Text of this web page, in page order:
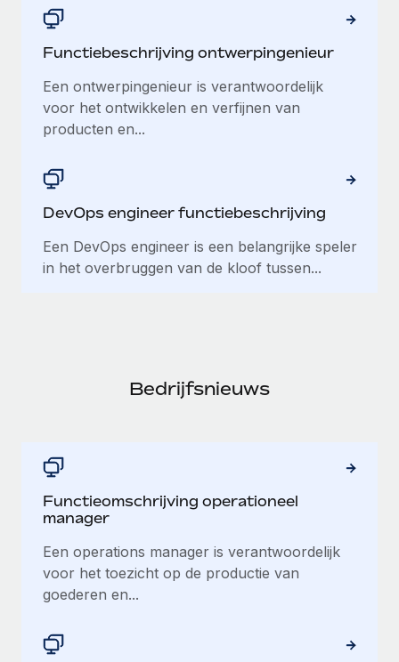
Functiebeschrijving ontwerpingenieur
Een ontwerpingenieur is verantwoordelijk
voor het ontwikkelen en verfijnen van
producten en...
DevOps engineer functiebeschrijving
Een DevOps engineer is een belangrijke speler
in het overbruggen van de kloof tussen...
Bedrijfsnieuws
Functieomschrijving operationeel
manager
Een operations manager is verantwoordelijk
voor het toezicht op de productie van
goederen en...